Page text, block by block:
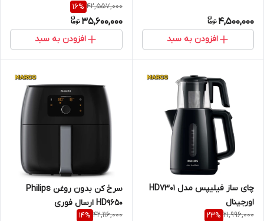
4,500,000
افزودن به سبد
42,557,000
16%
35,600,000
افزودن به سبد
چای ساز فیلیپس مدل HD7301
اورجینال
21,996,000
23%
سرخ کن بدون روغن Philips
HD9650 ارسال فوری
42,116,000
14%